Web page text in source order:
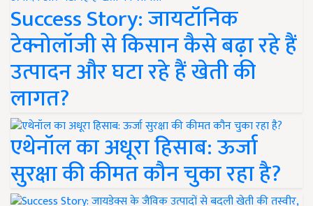
Success Story: जायटॉनिक
टेक्नोलॉजी से किसान कैसे बढ़ा रहे हैं
उत्पादन और घटा रहे हैं खेती की
लागत?
एथेनॉल का अधूरा हिसाब: ऊर्जा
सुरक्षा की कीमत कौन चुका रहा है?